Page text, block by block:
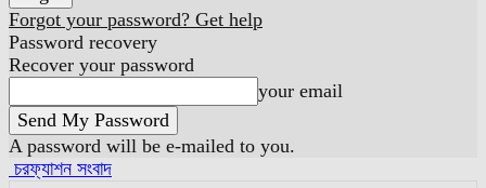
Forgot your password? Get help
Password recovery
Recover your password
your email
A password will be e-mailed to you.
চরফ্যাশন সংবাদ